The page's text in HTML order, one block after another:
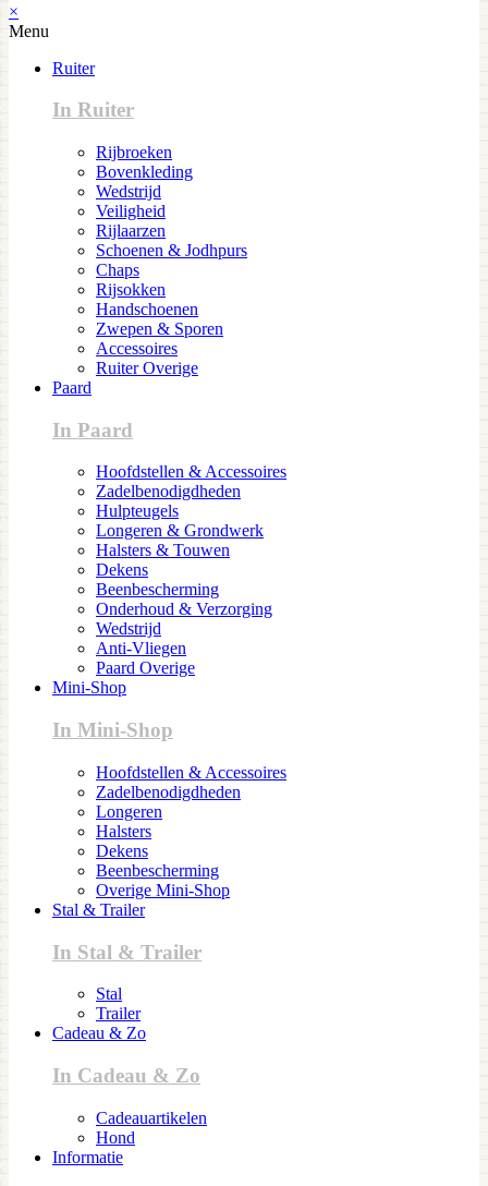
×
Menu
Ruiter
In Ruiter
Rijbroeken
Bovenkleding
Wedstrijd
Veiligheid
Rijlaarzen
Schoenen & Jodhpurs
Chaps
Rijsokken
Handschoenen
Zwepen & Sporen
Accessoires
Ruiter Overige
Paard
In Paard
Hoofdstellen & Accessoires
Zadelbenodigdheden
Hulpteugels
Longeren & Grondwerk
Halsters & Touwen
Dekens
Beenbescherming
Onderhoud & Verzorging
Wedstrijd
Anti-Vliegen
Paard Overige
Mini-Shop
In Mini-Shop
Hoofdstellen & Accessoires
Zadelbenodigdheden
Longeren
Halsters
Dekens
Beenbescherming
Overige Mini-Shop
Stal & Trailer
In Stal & Trailer
Stal
Trailer
Cadeau & Zo
In Cadeau & Zo
Cadeauartikelen
Hond
Informatie